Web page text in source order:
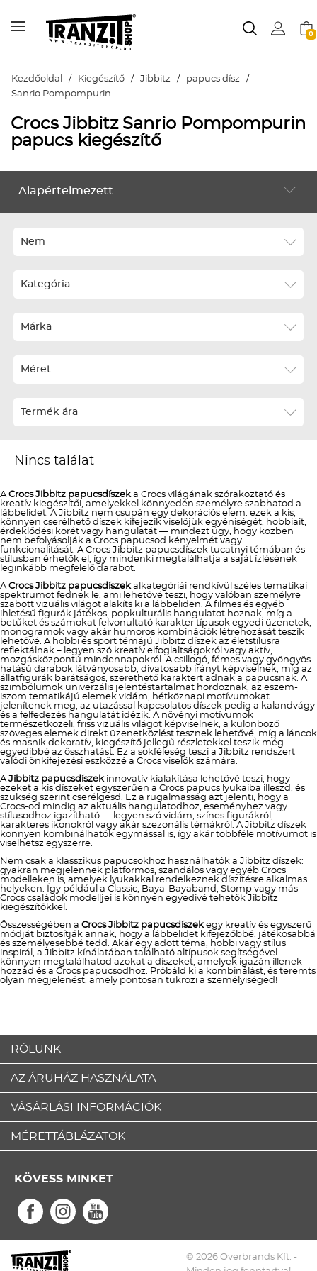
0
Kezdőoldal / Kiegészítő / Jibbitz / papucs dísz /
Sanrio Pompompurin
Crocs Jibbitz Sanrio Pompompurin
papucs kiegészítő
KIEGÉSZÍTŐ
Alapértelmezett
Alapértelmezett
Legújabbak
Ár szerint növekvő
Téli termékek előre ár szerint növekvő
Nem
Kategória
Márka
Méret
Termék ára
Nincs találat
ACrocs Jibbitz papucsdíszeka Crocs világának szórakoztató és
kreatív kiegészítői, amelyekkel könnyedén személyre szabhatod a
lábbelidet. A Jibbitz nem csupán egy dekorációs elem: ezek a kis,
könnyen cserélhető díszek kifejezik viselőjük egyéniségét, hobbiait,
érdeklődési körét vagy hangulatát — mindezt úgy, hogy közben
nem befolyásolják a Crocs papucsod kényelmét vagy
funkcionalitását. A Crocs Jibbitz papucsdíszek tucatnyi témában és
stílusban érhetők el, így mindenki megtalálhatja a saját ízlésének
leginkább megfelelő darabot.
ACrocs Jibbitz papucsdíszekalkategóriái rendkívül széles tematikai
spektrumot fednek le, ami lehetővé teszi, hogy valóban személyre
szabott vizuális világot alakíts ki a lábbeliden. A filmes és egyéb
ihletésű figurák játékos, popkulturális hangulatot hoznak, míg a
betűket és számokat felvonultató karakter típusok egyedi üzenetek,
monogramok vagy akár humoros kombinációk létrehozását teszik
lehetővé. A hobbi és sport témájú Jibbitz díszek az életstílusra
reflektálnak – legyen szó kreatív elfoglaltságokról vagy aktív,
mozgásközpontú mindennapokról. A csillogó, fémes vagy gyöngyös
hatású darabok látványosabb, divatosabb irányt képviselnek, míg az
állatfigurák barátságos, szerethető karaktert adnak a papucsnak. A
szimbólumok univerzális jelentéstartalmat hordoznak, az eszem-
iszom tematikájú elemek vidám, hétköznapi motívumokat
jelenítenek meg, az utazással kapcsolatos díszek pedig a kalandvágy
és a felfedezés hangulatát idézik. A növényi motívumok
természetközeli, friss vizuális világot képviselnek, a különböző
szöveges elemek direkt üzenetközlést tesznek lehetővé, míg a láncok
és masnik dekoratív, kiegészítő jellegű részletekkel teszik még
egyedibbé az összhatást. Ez a sokféleség teszi a Jibbitz rendszert
valódi önkifejezési eszközzé a Crocs viselők számára.
AJibbitz papucsdíszekinnovatív kialakítása lehetővé teszi, hogy
ezeket a kis díszeket egyszerűen a Crocs papucs lyukaiba illeszd, és
szükség szerint cserélgesd. Ez a rugalmasság azt jelenti, hogy a
Crocs-od mindig az aktuális hangulatodhoz, eseményhez vagy
stílusodhoz igazítható — legyen szó vidám, színes figurákról,
karakteres ikonokról vagy akár szezonális témákról. A Jibbitz díszek
könnyen kombinálhatók egymással is, így akár többféle motívumot is
viselhetsz egyszerre.
Nem csak a klasszikus papucsokhoz használhatók a Jibbitz díszek:
gyakran megjelennek platformos, szandálos vagy egyéb Crocs
modelleken is, amelyek lyukakkal rendelkeznek díszítésre alkalmas
helyeken. Így például a Classic, Baya-Bayaband, Stomp vagy más
Crocs családok modelljei is könnyen egyedivé tehetők Jibbitz
kiegészítőkkel.
Összességében a Crocs Jibbitz papucsdíszekegy kreatív és egyszerű
módját biztosítják annak, hogy a lábbelidet kifejezőbbé, játékosabbá
és személyesebbé tedd. Akár egy adott téma, hobbi vagy stílus
inspirál, a Jibbitz kínálatában található altípusok segítségével
könnyen megtalálhatod azokat a díszeket, amelyek igazán illenek
hozzád és a Crocs papucsodhoz. Próbáld ki a kombinálást, és teremts
olyan megjelenést, amely pontosan tükrözi a személyiséged!
RÓLUNK
AZ ÁRUHÁZ HASZNÁLATA
VÁSÁRLÁSI INFORMÁCIÓK
MÉRETTÁBLÁZATOK
KÖVESS MINKET
© 2026 Overbrands Kft. -